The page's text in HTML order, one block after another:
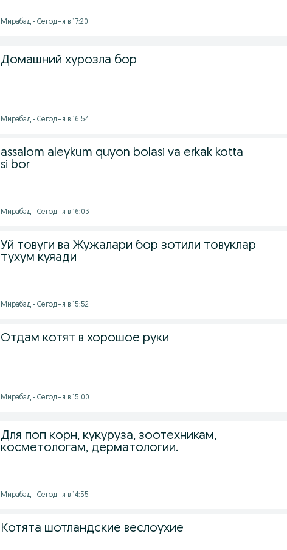
Мирабад - Сегодня в 17:20
Домашний хурозла бор
Мирабад - Сегодня в 16:54
assalom aleykum quyon bolasi va erkak kotta
si bor
Мирабад - Сегодня в 16:03
Уй товуги ва Жужалари бор зотили товуклар
тухум куяади
Мирабад - Сегодня в 15:52
Отдам котят в хорошое руки
Мирабад - Сегодня в 15:00
Для поп корн, кукуруза, зоотехникам,
косметологам, дерматологии.
Мирабад - Сегодня в 14:55
Котята шотландские веслоухие